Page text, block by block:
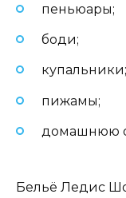
пеньюары;
боди;
купальники;
пижамы;
домашнюю
Бельё Ледис